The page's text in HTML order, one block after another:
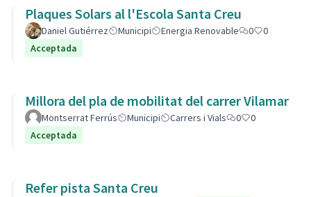
Plaques Solars al l'Escola Santa Creu
Daniel Gutiérrez Municipi Energia Renovable 0
0
Acceptada
Millora del pla de mobilitat del carrer Vilamar
Montserrat Ferrús Municipi Carrers i Vials 0
0
Acceptada
Refer pista Santa Creu